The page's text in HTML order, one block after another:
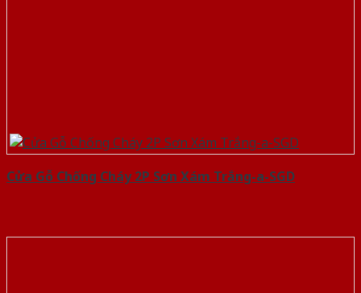
Cửa Gỗ Chống Cháy 2P Sơn Xám Trắng-a-SGD